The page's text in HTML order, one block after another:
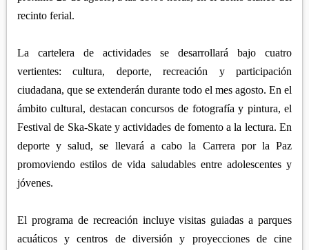
recinto ferial.
La cartelera de actividades se desarrollará bajo cuatro
vertientes: cultura, deporte, recreación y participación
ciudadana, que se extenderán durante todo el mes agosto. En el
ámbito cultural, destacan concursos de fotografía y pintura, el
Festival de Ska-Skate y actividades de fomento a la lectura. En
deporte y salud, se llevará a cabo la Carrera por la Paz
promoviendo estilos de vida saludables entre adolescentes y
jóvenes.
El programa de recreación incluye visitas guiadas a parques
acuáticos y centros de diversión y proyecciones de cine